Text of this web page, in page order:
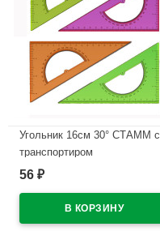
Угольник 16см 30° СТАММ с
транспортиром
флюоресцентные отливная
56 ₽